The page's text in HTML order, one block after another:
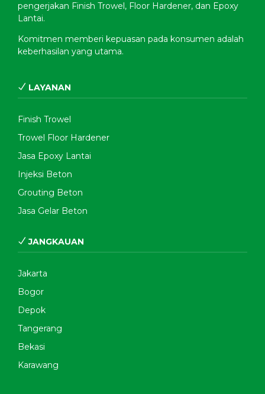
pengerjakan Finish Trowel, Floor Hardener, dan Epoxy
Lantai.
Komitmen memberi kepuasan pada konsumen adalah
keberhasilan yang utama.
LAYANAN
Finish Trowel
Trowel Floor Hardener
Jasa Epoxy Lantai
Injeksi Beton
Grouting Beton
Jasa Gelar Beton
JANGKAUAN
Jakarta
Bogor
Depok
Tangerang
Bekasi
Karawang